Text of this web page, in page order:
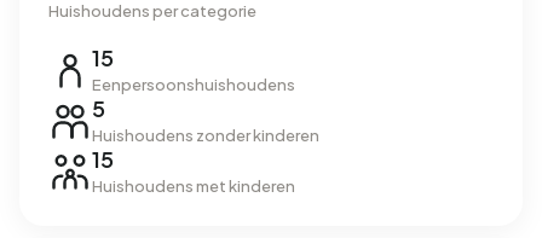
Huishoudens per categorie
15
Eenpersoonshuishoudens
5
Huishoudens zonder kinderen
15
Huishoudens met kinderen